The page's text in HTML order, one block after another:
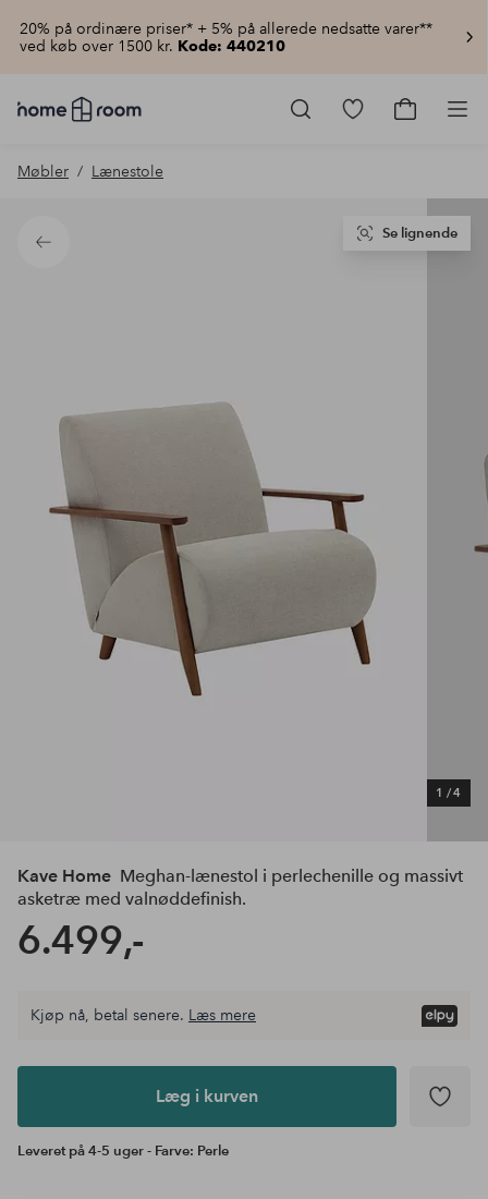
20% på ordinære priser* + 5% på allerede nedsatte varer**
ved køb over 1500 kr. Kode: 440210
Homeroom
–
hjemmet
pris
Gå
Gå
Møbler Lænestole
Tilbage
1 /4
Se lignende
Kave Home Meghan-lænestol i perlechenille og massivt
asketræ med valnøddefinish.
6.499,-
Læg i
Kjøp nå, betal senere. Læs mere
Læg i kurven
Leveret på 4-5 uger - Farve: Perle